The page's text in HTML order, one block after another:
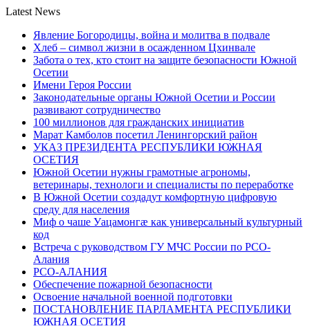
Latest News
Явление Богородицы, война и молитва в подвале
Хлеб – символ жизни в осажденном Цхинвале
Забота о тех, кто стоит на защите безопасности Южной
Осетии
Имени Героя России
Законодательные органы Южной Осетии и России
развивают сотрудничество
100 миллионов для гражданских инициатив
Марат Камболов посетил Ленингорский район
УКАЗ ПРЕЗИДЕНТА РЕСПУБЛИКИ ЮЖНАЯ
ОСЕТИЯ
Южной Осетии нужны грамотные агрономы,
ветеринары, технологи и специалисты по переработке
В Южной Осетии создадут комфортную цифровую
среду для населения
Миф о чаше Уацамонгæ как универсальный культурный
код
Встреча с руководством ГУ МЧС России по РСО-
Алания
РСО-АЛАНИЯ
Обеспечение пожарной безопасности
Освоение начальной военной подготовки
ПОСТАНОВЛЕНИЕ ПАРЛАМЕНТА РЕСПУБЛИКИ
ЮЖНАЯ ОСЕТИЯ